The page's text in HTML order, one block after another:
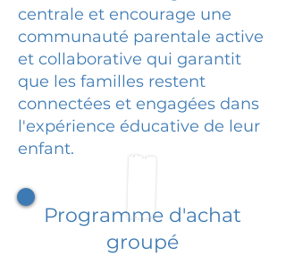
centrale et encourage une
communauté parentale active
et collaborative qui garantit
que les familles restent
connectées et engagées dans
l'expérience éducative de leur
enfant.
Programme d'achat
groupé